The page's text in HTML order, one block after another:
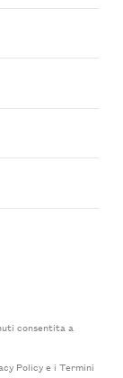
consentita a
Policye i Termini